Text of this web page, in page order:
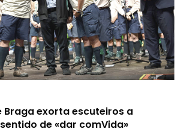
Braga exorta escuteiros a
de «dar comVida»